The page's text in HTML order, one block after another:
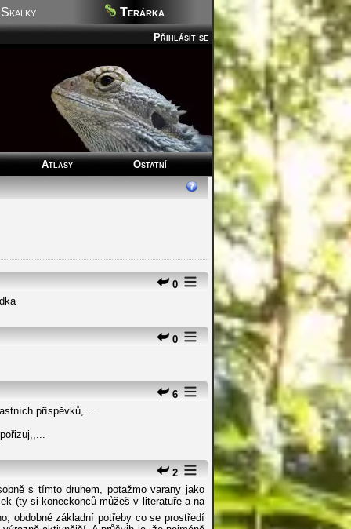
Terárka
Přihlásit se
Atlasy Ostatní
0
0
6
příspěvků,....
2
s tímto druhem, potažmo varany jako
(ty si koneckonců můžeš v literatuře a na
obdobné základní potřeby co se prostředí